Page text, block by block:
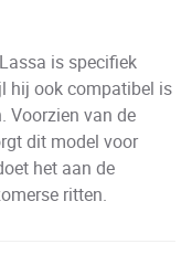
is specifiek
hij ook compatibel is
Voorzien van de
dit model voor
het aan de
ritten.